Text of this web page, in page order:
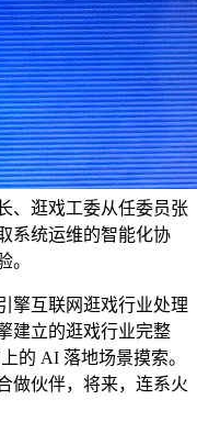
、逛戏工委从任委员张
系统运维的智能化协
。
互联网逛戏行业处理
建立的逛戏行业完整
的 AI 落地场景摸索。
做伙伴，将来，连系火